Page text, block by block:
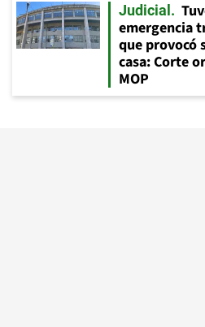
Judicial
emergencia
que provocó
casa: Corte
MOP